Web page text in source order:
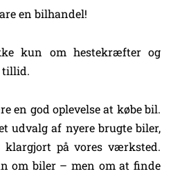
en bilhandel!
kun om hestekræfter og
tillid.
en god oplevelse at købe bil.
udvalg af nyere brugte biler,
på vores værksted.
om biler – men om at finde